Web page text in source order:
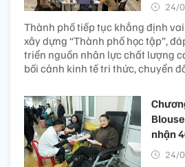
24/
Thành phố tiếp tục khẳng định
xây dựng “Thành phố học tập”,
triển nguồn nhân lực chất lượng
bối cảnh kinh tế tri thức, chuyển
nhận
24/